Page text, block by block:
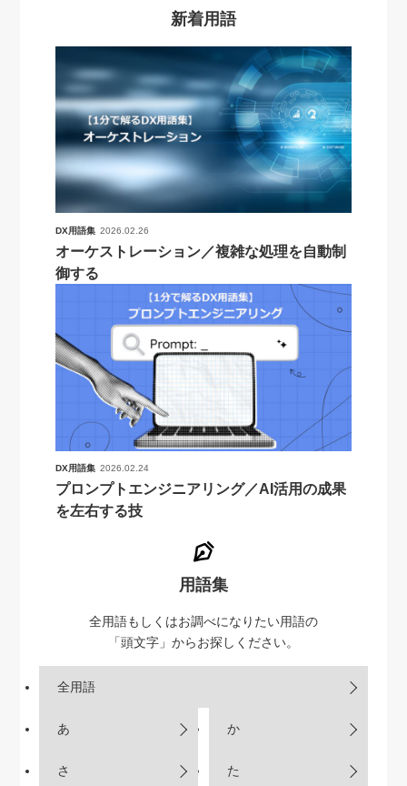
新着用語
DX用語集 2026.02.26
オーケストレーション／複雑な処理を自動制
御する
DX用語集 2026.02.24
プロンプトエンジニアリング／AI活用の成果
を左右する技
用語集
全用語もしくはお調べになりたい用語の
「頭文字」からお探しください。
全用語
あ か
さ た